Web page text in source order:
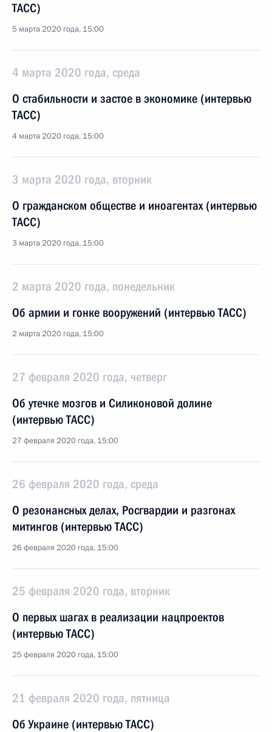
ТАСС)
5 марта 2020 года, 15:00
4 марта 2020 года, среда
О стабильности и застое в экономике (интервью
ТАСС)
4 марта 2020 года, 15:00
3 марта 2020 года, вторник
О гражданском обществе и иноагентах (интервью
ТАСС)
3 марта 2020 года, 15:00
2 марта 2020 года, понедельник
Об армии и гонке вооружений (интервью ТАСС)
2 марта 2020 года, 15:00
27 февраля 2020 года, четверг
Об утечке мозгов и Силиконовой долине
(интервью ТАСС)
27 февраля 2020 года, 15:00
26 февраля 2020 года, среда
О резонансных делах, Росгвардии и разгонах
митингов (интервью ТАСС)
26 февраля 2020 года, 15:00
25 февраля 2020 года, вторник
О первых шагах в реализации нацпроектов
(интервью ТАСС)
25 февраля 2020 года, 15:00
21 февраля 2020 года, пятница
Об Украине (интервью ТАСС)